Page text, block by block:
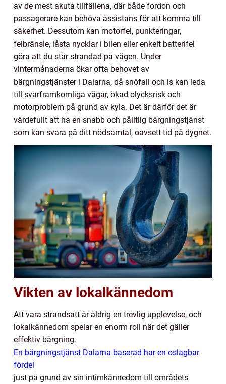
av de mest akuta tillfällena, där både fordon och
passagerare kan behöva assistans för att komma till
säkerhet. Dessutom kan motorfel, punkteringar,
felbränsle, låsta nycklar i bilen eller enkelt batterifel
göra att du står strandad på vägen. Under
vintermånaderna ökar ofta behovet av
bärgningstjänster i Dalarna, då snöfall och is kan leda
till svårframkomliga vägar, ökad olycksrisk och
motorproblem på grund av kyla. Det är därför det är
värdefullt att ha en snabb och pålitlig bärgningstjänst
som kan svara på ditt nödsamtal, oavsett tid på dygnet.
Vikten av lokalkännedom
Att vara strandsatt är aldrig en trevlig upplevelse, och
lokalkännedom spelar en enorm roll när det gäller
effektiv bärgning.
En bärgningstjänst Dalarna baserad har en oslagbar
fördel
just på grund av sin intimkännedom till områdets